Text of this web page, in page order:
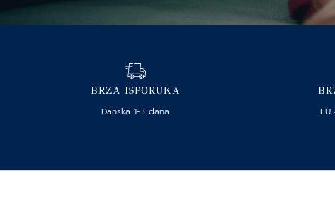
BRZA ISPORUKA
Danska 1-3 dana EU